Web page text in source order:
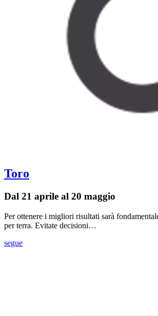
Toro
Dal 21 aprile al 20 maggio
Per ottenere i migliori risultati sarà
per terra. Evitate decisioni…
segue